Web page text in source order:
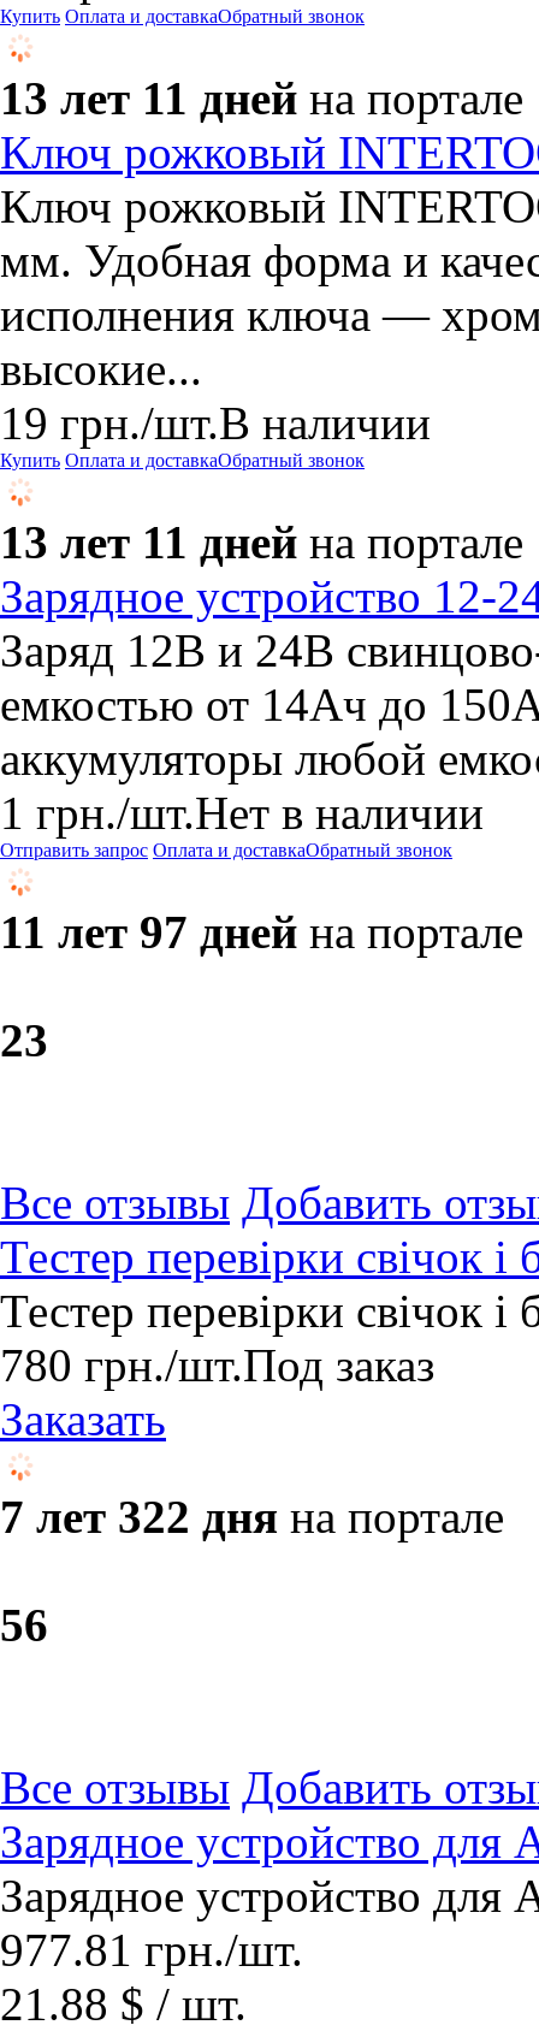
Купить Оплата и доставкаОбратный звонок
13 лет 11 дней на портале
Ключ рожковый
Ключ рожковый
мм. Удобная форма и
исполнения ключа —
высокие...
19 грн./шт.В наличии
Купить Оплата и доставкаОбратный звонок
13 лет 11 дней на портале
Зарядное устройство
Заряд 12В и 24В
емкостью от 14Ач до
аккумуляторы любой
1 грн./шт.Нет в наличии
Отправить запрос Оплата и доставкаОбратный звонок
11 лет 97 дней на портале
23
Все отзывы Добавить
Тестер перевірки свічок
Тестер перевірки свічок
780 грн./шт.Под заказ
Заказать
7 лет 322 дня на портале
56
Все отзывы Добавить
Зарядное устройство
Зарядное устройство
977.81 грн./шт.
21.88 $ / шт.